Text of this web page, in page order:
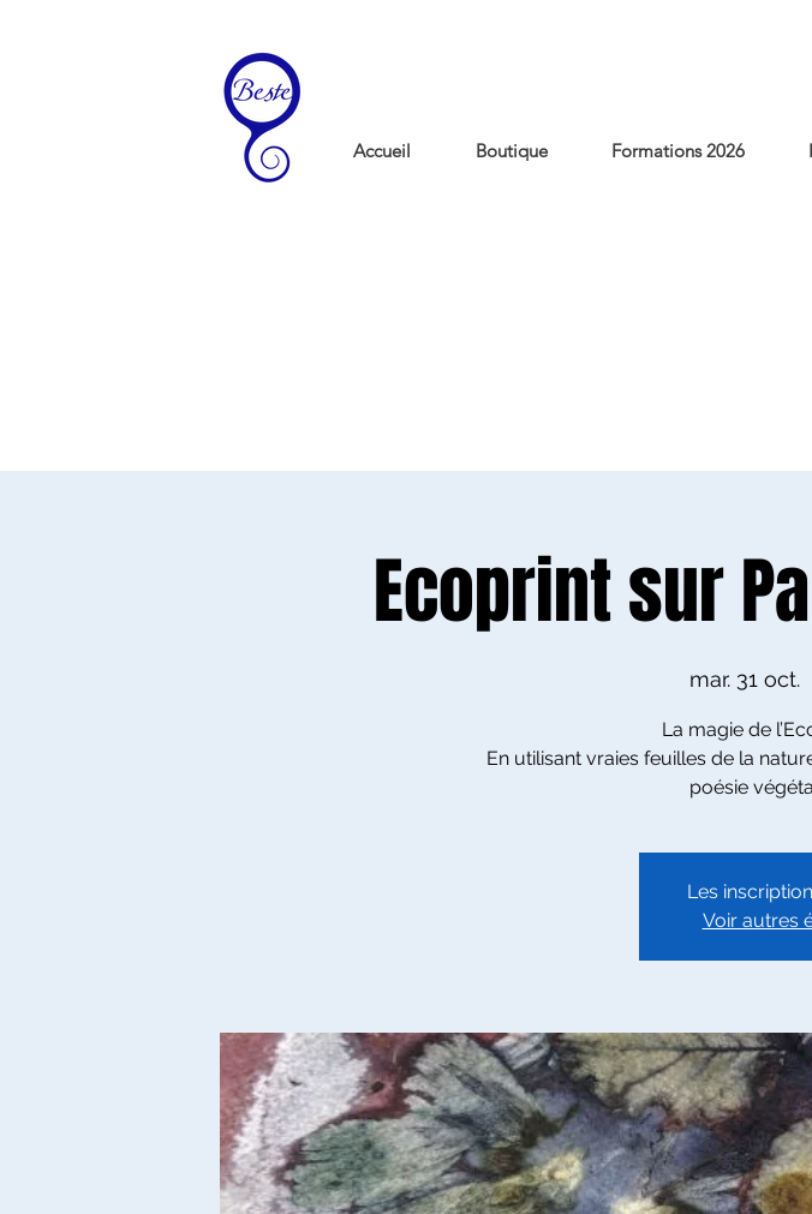
Ecoprint sur
mar. 31 oct.
La magie de
En utilisant vraies feuilles de la
poésie
Les
Voir autres
Accueil Boutique Formations 2026